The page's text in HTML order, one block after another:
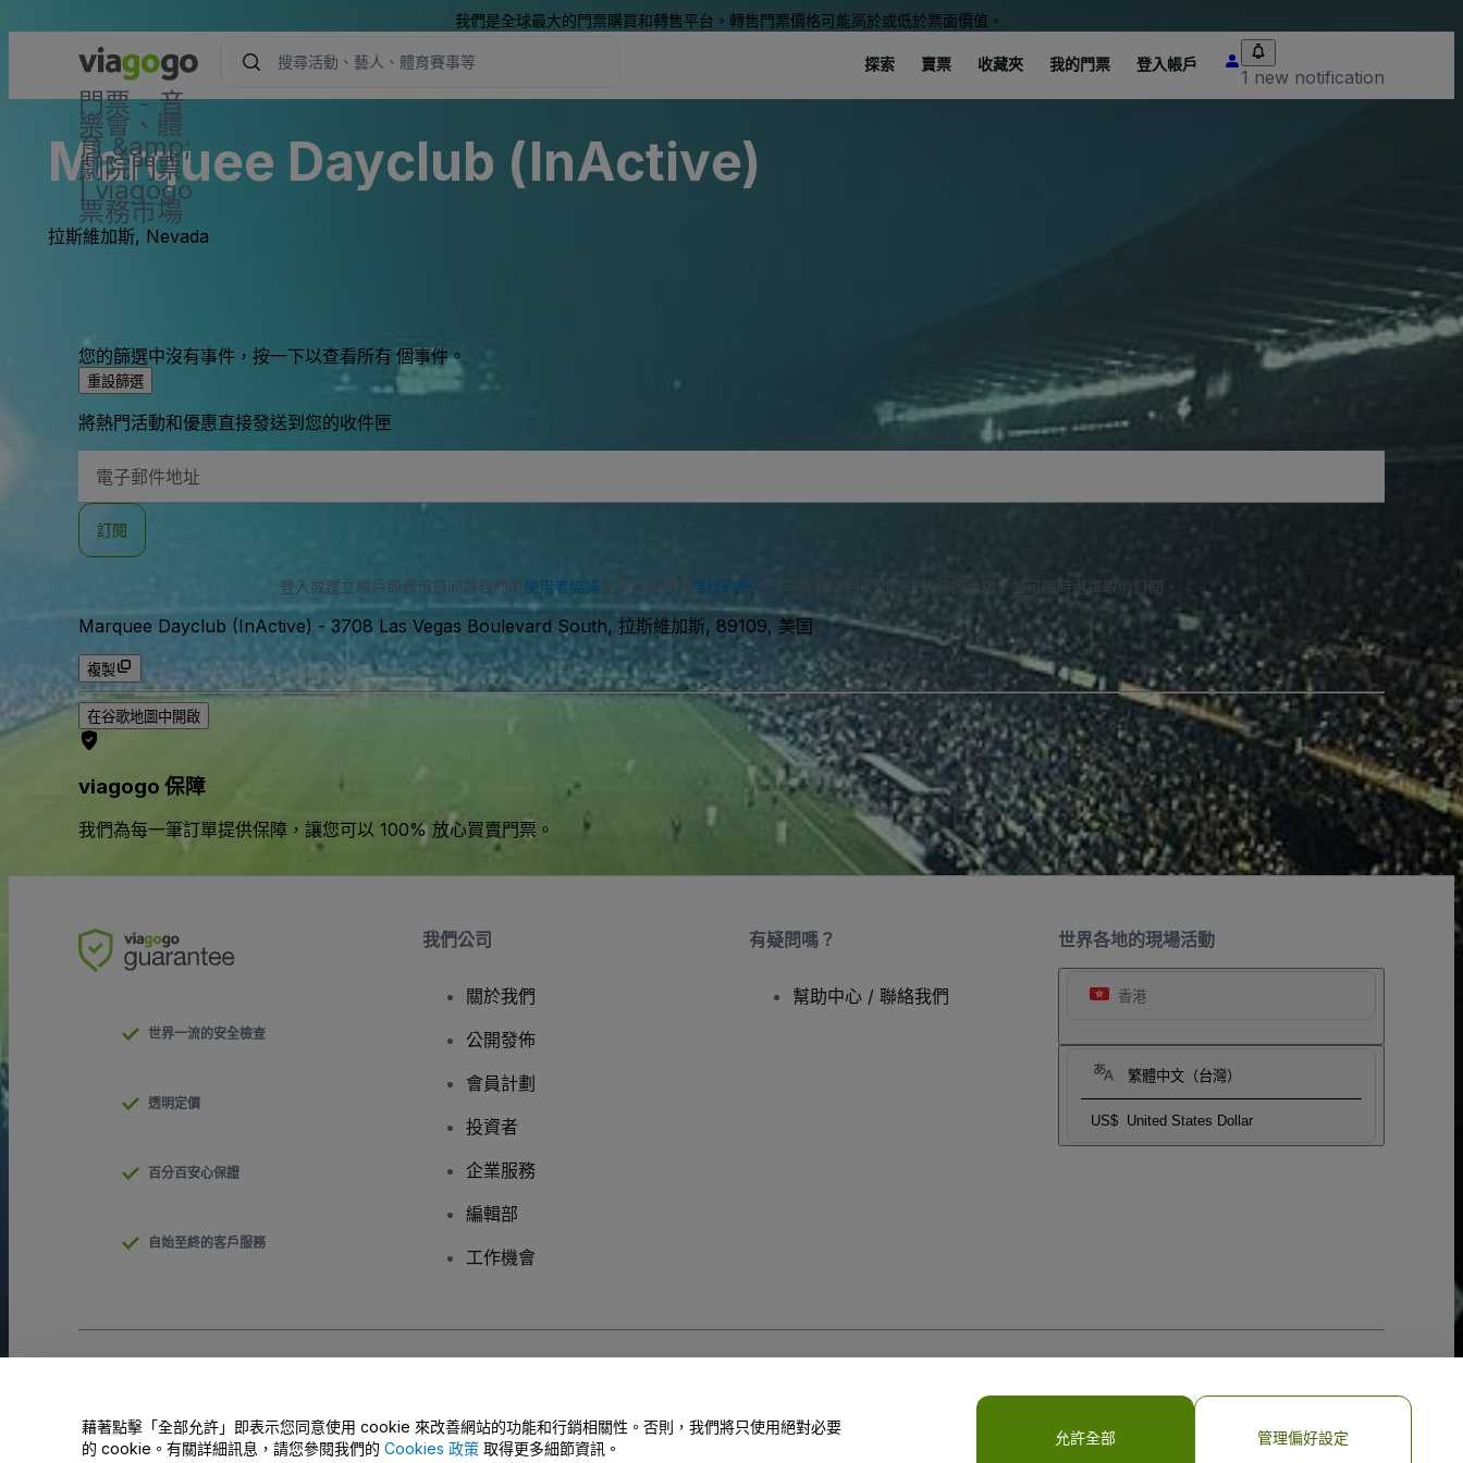
我們是全球最大的門票購買和轉售平台。轉售門票價格可能高於或低於票面價值。
門票 - 音
樂會、體
育 &amp;
劇院門票
| viagogo
票務市場
探索 賣票 收藏夾 我的門票 登入帳戶
1 new notification
Marquee Dayclub (InActive)
拉斯維加斯, Nevada
您的篩選中沒有事件，按一下以查看所有 個事件。
重設篩選
將熱門活動和優惠直接發送到您的收件匣
子
地
訂閱
登入或建立帳戶即表示您同意我們的 使用者協議 並承認我們的 隱私政策 。您可能會收到我們傳送的簡訊通知，並可隨時選擇取消訂閱。
Marquee Dayclub (InActive) - 3708 Las Vegas Boulevard South, 拉斯維加斯, 89109, 美国
複製
在谷歌地圖中開啟
viagogo 保障
我們為每一筆訂單提供保障，讓您可以 100% 放心買賣門票。
世界各地的現場活動
香港
繁體中文（台灣）
US$ United States Dollar
世界一流的安全檢查
透明定價
百分百安心保證
自始至終的客戶服務
我們公司
關於我們
公開發佈
會員計劃
投資者
企業服務
編輯部
工作機會
有疑問嗎？
幫助中心 / 聯絡我們
請勿分享我的個人資訊/您的隱私權選擇
藉著點擊「全部允許」即表示您同意使用 cookie 來改善網站的功能和行銷相關性。否則，我們將只使用絕對必要
的 cookie。有關詳細訊息，請您參閱我們的 Cookies 政策 取得更多細節資訊。
允許全部 管理偏好設定